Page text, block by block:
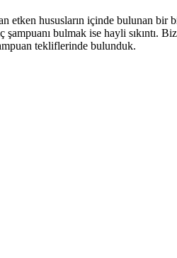
etken hususların içinde bulunan bir
şampuanı bulmak ise hayli sıkıntı.
tekliflerinde bulunduk.